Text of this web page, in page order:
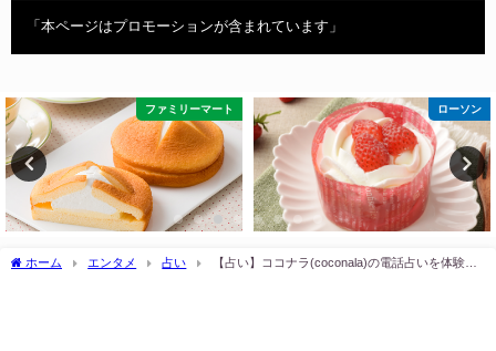
「本ページはプロモーションが含まれています」
ファミリーマート ローソン
ホーム エンタメ 占い
【占い】ココナラ(coconala)の電話占いを体験し